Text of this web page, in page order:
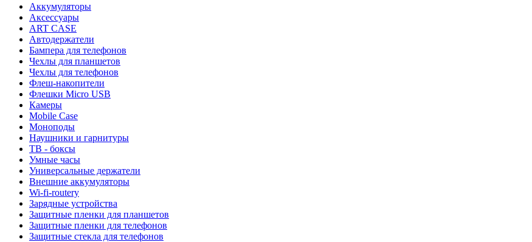
Аккумуляторы
Аксессуары
ART CASE
Автодержатели
Бампера для телефонов
Чехлы для планшетов
Чехлы для телефонов
Флеш-накопители
Флешки Micro USB
Камеры
Mobile Case
Моноподы
Наушники и гарнитуры
ТВ - боксы
Умные часы
Универсальные держатели
Внешние аккумуляторы
Wi-fi-routery
Зарядные устройства
Защитные пленки для планшетов
Защитные пленки для телефонов
Защитные стекла для телефонов